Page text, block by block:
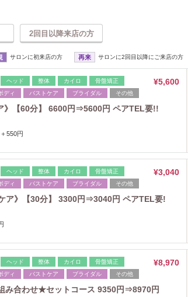
2回目以降来店の方
サロンに初来店の方 再来 サロンに2回目以降にご来店の方
ヘッド 整体 カイロ
骨盤矯正
ディ バストケア ブライダル その他
¥5,600
》【60分】 6600円⇒5600円 ペアTEL要!!
550円
ヘッド 整体 カイロ
骨盤矯正
ディ バストケア ブライダル その他
¥3,040
ア》【30分】 3300円⇒3040円 ペアTEL要!
ヘッド 整体 カイロ
骨盤矯正
ディ バストケア ブライダル その他
¥8,970
み合わせ★セットコース 9350円⇒8970円